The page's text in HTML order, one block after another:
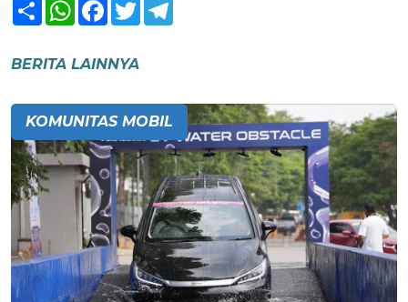
Share WhatsAppFacebook
Twitter
BERITA LAINNYA
KOMUNITAS MOBIL